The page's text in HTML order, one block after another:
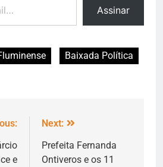
Assinar
Baixada Política
e
Next:
Prefeita Fernanda
Ontiveros e os 11